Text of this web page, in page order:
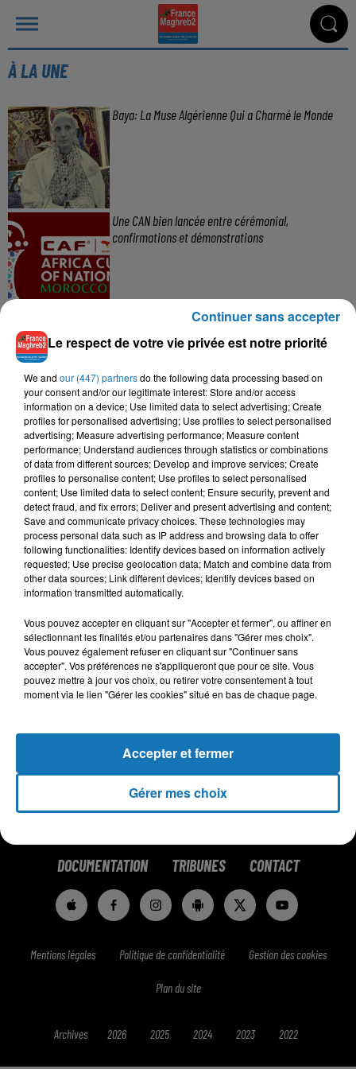
À LA UNE
Baya: La Muse Algérienne Qui a Charmé le Monde
Une CAN bien lancée entre cérémonial,
confirmations et démonstrations
Couscous de saison : marché local et cuisine du
Maghreb
TITRES DIFFUSÉS
9h08
9h08
TAWSEN
Zid Sawt
9h05
9h05
HIND ZIADI
Zine
9h02
9h02
SOOLKING, CHEBA
ZOHRA
Saknet Marseille
DOCUMENTATION TRIBUNES CONTACT
Mentions légales Politique de confidentialité Gestion des cookies
Plan du site
Archives 2026 2025 2024 2023 2022
Le respect de votre vie privée est notre priorité
We and our (447) partnersdo the following data processing based on
your consent and/or our legitimate interest: Store and/or access
information on a device; Use limited data to select advertising; Create
profiles for personalised advertising; Use profiles to select personalised
advertising; Measure advertising performance; Measure content
performance; Understand audiences through statistics or combinations
of data from different sources; Develop and improve services; Create
profiles to personalise content; Use profiles to select personalised
content; Use limited data to select content; Ensure security, prevent and
detect fraud, and fix errors; Deliver and present advertising and content;
Save and communicate privacy choices. These technologies may
process personal data such as IP address and browsing data to offer
following functionalities: Identify devices based on information actively
requested; Use precise geolocation data; Match and combine data from
other data sources; Link different devices; Identify devices based on
information transmitted automatically.
Vous pouvez accepter en cliquant sur "Accepter et fermer", ou affiner en
sélectionnant les finalités et/ou partenaires dans "Gérer mes choix".
Vous pouvez également refuser en cliquant sur "Continuer sans
accepter". Vos préférences ne s'appliqueront que pour ce site. Vous
pouvez mettre à jour vos choix, ou retirer votre consentement à tout
moment via le lien "Gérer les cookies" situé en bas de chaque page.
Gérer mes choix
Accepter et fermer
Continuer sans accepter